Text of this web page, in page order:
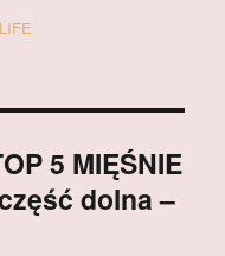
5 MIĘŚNIE
dolna –